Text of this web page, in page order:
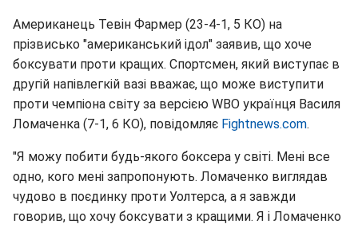
Американець Тевін Фармер (23-4-1, 5 КО) на
прізвисько "американський ідол" заявив, що хоче
боксувати проти кращих. Спортсмен, який виступає в
другій напівлегкій вазі вважає, що може виступити
проти чемпіона світу за версією WBO українця Василя
Ломаченка (7-1, 6 КО), повідомляє Fightnews.com.
"Я можу побити будь-якого боксера у світі. Мені все
одно, кого мені запропонують. Ломаченко виглядав
чудово в поєдинку проти Уолтерса, а я завжди
говорив, що хочу боксувати з кращими. Я і Ломаченко